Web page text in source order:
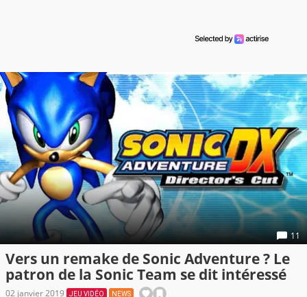
11
Vers un remake de Sonic Adventure ? Le
patron de la Sonic Team se dit intéressé
02 janvier 2019 JEU VIDÉO NEWS